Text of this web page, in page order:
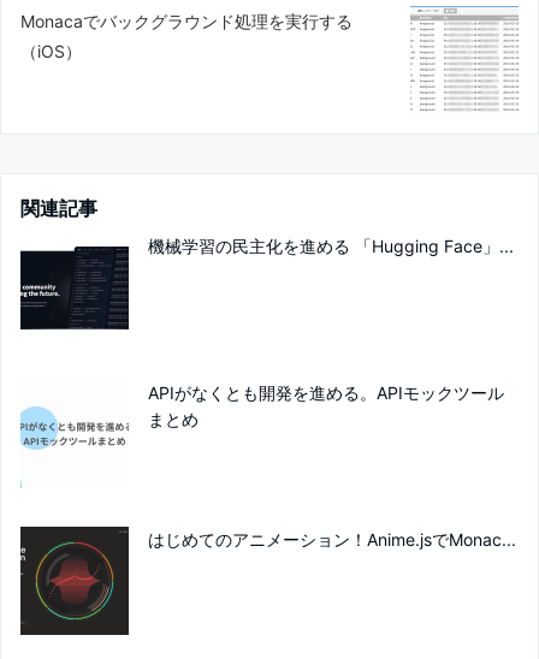
Monacaでバックグラウンド処理を実行する
（iOS）
関連記事
機械学習の民主化を進める 「Hugging Face」...
APIがなくとも開発を進める。APIモックツール
まとめ
はじめてのアニメーション！Anime.jsでMonac...